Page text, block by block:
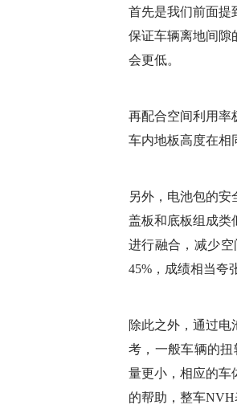
首先是我们前面提
保证车辆离地间隙
会更低。
再配合空间利用率
车内地板高度在相
另外，电池包的安
盖板和底板组成类
进行融合，减少
45%，成绩相当夸
除此之外，通过电
考，一般车辆的扭
量更小，相应的车
的帮助，整车NVH